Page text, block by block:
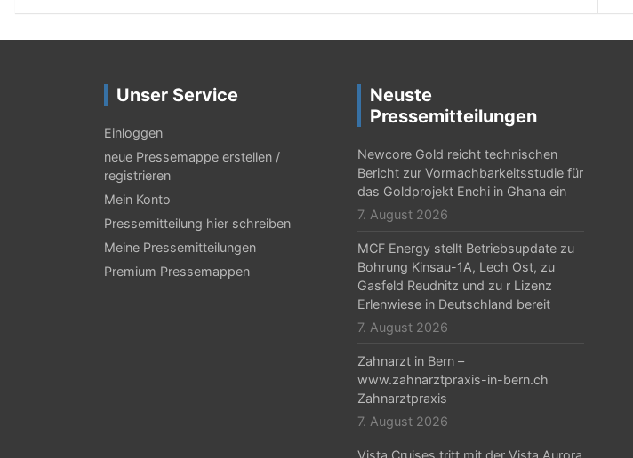
i
t
Unser Service
Einloggen
neue Pressemappe erstellen /
registrieren
Mein Konto
Pressemitteilung hier schreiben
Meine Pressemitteilungen
Premium Pressemappen
Neuste
Pressemitteilungen
Newcore Gold reicht technischen
Bericht zur Vormachbarkeitsstudie für
das Goldprojekt Enchi in Ghana ein
7. August 2026
MCF Energy stellt Betriebsupdate zu
Bohrung Kinsau-1A, Lech Ost, zu
Gasfeld Reudnitz und zu r Lizenz
Erlenwiese in Deutschland bereit
7. August 2026
Zahnarzt in Bern –
www.zahnarztpraxis-in-bern.ch
Zahnarztpraxis
7. August 2026
Vista Cruises tritt mit der Vista Aurora